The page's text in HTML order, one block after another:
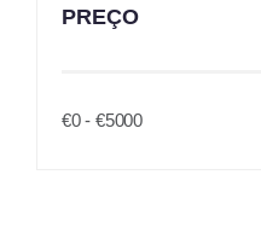
PREÇO
€0 - €5000